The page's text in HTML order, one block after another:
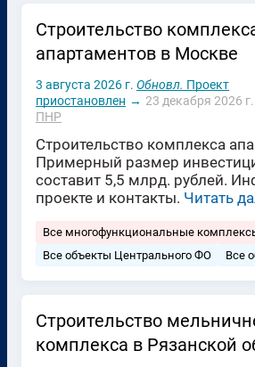
Строительство
апартаментов в Москве
3 августа 2026 г. Обновл. Проект
приостановлен → 23 декабря 2026 г.
ПНР
Строительство комплекса
Примерный размер
составит 5,5 млрд. рублей.
проекте и контакты. Читать
Все многофункциональные
Все объекты Центрального ФО
Все
Строительство
комплекса в Рязанской